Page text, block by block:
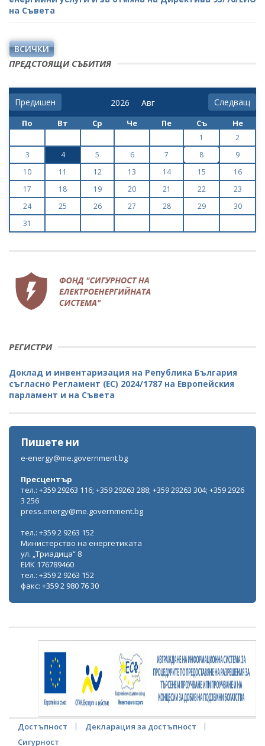
на Съвета
ВСИЧКИ
ПРЕДСТОЯЩИ СЪБИТИЯ
Предишен Следващ
По Вт Ср Че Пе Съ Не
1
2
3
4 5 6 7 8
9
10
11 12 13 14 15
16
17
18 19 20 21 22
23
24
25 26 27 28 29
30
31
РЕГИСТРИ
Доклад и инвентаризация на Република България
съгласно Регламент (ЕС) 2024/1787 на Европейския
парламент и на Съвета
Пишете ни
e-energy@me.government.bg
Пресцентър
тел.: +359 29263 116; +359 29263 288; +359 29263 304; +359 2926
3 256
press.energy@me.government.bg
тел.: +359 2 9263 152
Министерство на енергетиката
ул. „Триадица“ 8
ЕИК 176789460
тел.: +359 2 9263 152
факс: +359 2 980 76 30
Достъпност
Декларация за достъпност
Сигурност